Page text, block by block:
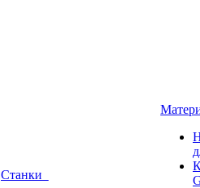
Станки